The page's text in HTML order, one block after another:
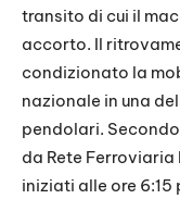
transito di cui il
accorto. Il
condizionato la
nazionale in una
pendolari.
da Rete
iniziati alle ore